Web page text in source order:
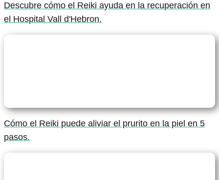
Descubre cómo el Reiki ayuda en la recuperación en
el Hospital Vall d'Hebron.
Cómo el Reiki puede aliviar el prurito en la piel en 5
pasos.